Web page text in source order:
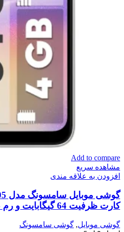
Add to compare
مشاهده سریع
افزودن به علاقه مندی
کارت ظرفیت 64 گیگابایت و رم 4 گیگابایت
گوشی موبایل, گوشی سامسونگ